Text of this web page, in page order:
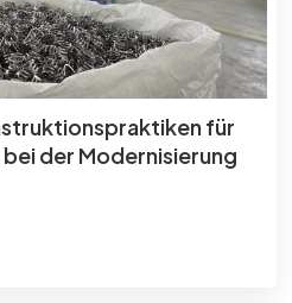
für
der Modernisierung